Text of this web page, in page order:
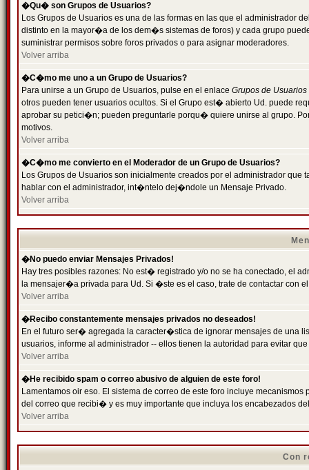
�Qu� son Grupos de Usuarios?
Los Grupos de Usuarios es una de las formas en las que el administrador
distinto en la mayor�a de los dem�s sistemas de foros) y cada grupo
suministrar permisos sobre foros privados o para asignar moderadores.
Volver arriba
�C�mo me uno a un Grupo de Usuarios?
Para unirse a un Grupo de Usuarios, pulse en el enlace Grupos de Usuarios
otros pueden tener usuarios ocultos. Si el Grupo est� abierto Ud. puede
aprobar su petici�n; pueden preguntarle porqu� quiere unirse al grupo.
motivos.
Volver arriba
�C�mo me convierto en el Moderador de un Grupo de Usuarios?
Los Grupos de Usuarios son inicialmente creados por el administrador
hablar con el administrador, int�ntelo dej�ndole un Mensaje Privado.
Volver arriba
�No puedo enviar Mensajes Privados!
Hay tres posibles razones: No est� registrado y/o no se ha conectado, el
la mensajer�a privada para Ud. Si �ste es el caso, trate de contactar con
Volver arriba
�Recibo constantemente mensajes privados no deseados!
En el futuro ser� agregada la caracter�stica de ignorar mensajes de una
usuarios, informe al administrador -- ellos tienen la autoridad para evitar
Volver arriba
�He recibido spam o correo abusivo de alguien de este foro!
Lamentamos oir eso. El sistema de correo de este foro incluye
del correo que recibi� y es muy importante que incluya los encabezados
Volver arriba
Con